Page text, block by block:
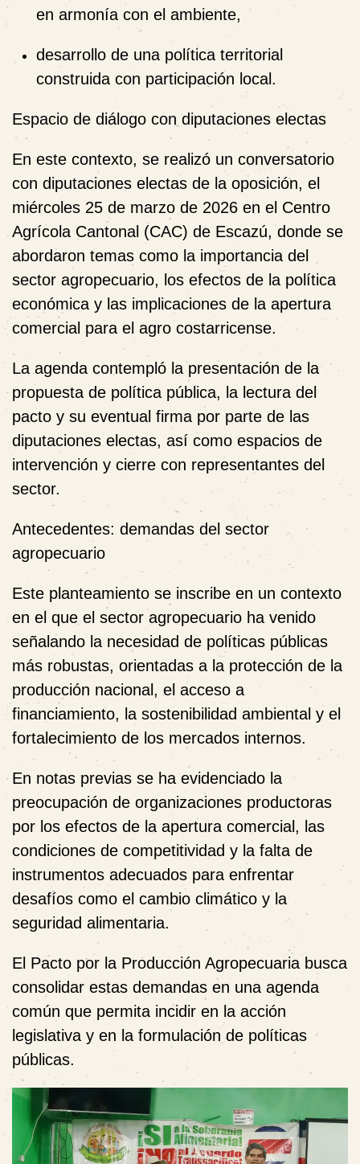
en armonía con el ambiente,
desarrollo de una política territorial
construida con participación local.
Espacio de diálogo con diputaciones electas
En este contexto, se realizó un conversatorio
con diputaciones electas de la oposición, el
miércoles 25 de marzo de 2026 en el Centro
Agrícola Cantonal (CAC) de Escazú, donde se
abordaron temas como la importancia del
sector agropecuario, los efectos de la política
económica y las implicaciones de la apertura
comercial para el agro costarricense.
La agenda contempló la presentación de la
propuesta de política pública, la lectura del
pacto y su eventual firma por parte de las
diputaciones electas, así como espacios de
intervención y cierre con representantes del
sector.
Antecedentes: demandas del sector
agropecuario
Este planteamiento se inscribe en un contexto
en el que el sector agropecuario ha venido
señalando la necesidad de políticas públicas
más robustas, orientadas a la protección de la
producción nacional, el acceso a
financiamiento, la sostenibilidad ambiental y el
fortalecimiento de los mercados internos.
En notas previas se ha evidenciado la
preocupación de organizaciones productoras
por los efectos de la apertura comercial, las
condiciones de competitividad y la falta de
instrumentos adecuados para enfrentar
desafíos como el cambio climático y la
seguridad alimentaria.
El Pacto por la Producción Agropecuaria busca
consolidar estas demandas en una agenda
común que permita incidir en la acción
legislativa y en la formulación de políticas
públicas.